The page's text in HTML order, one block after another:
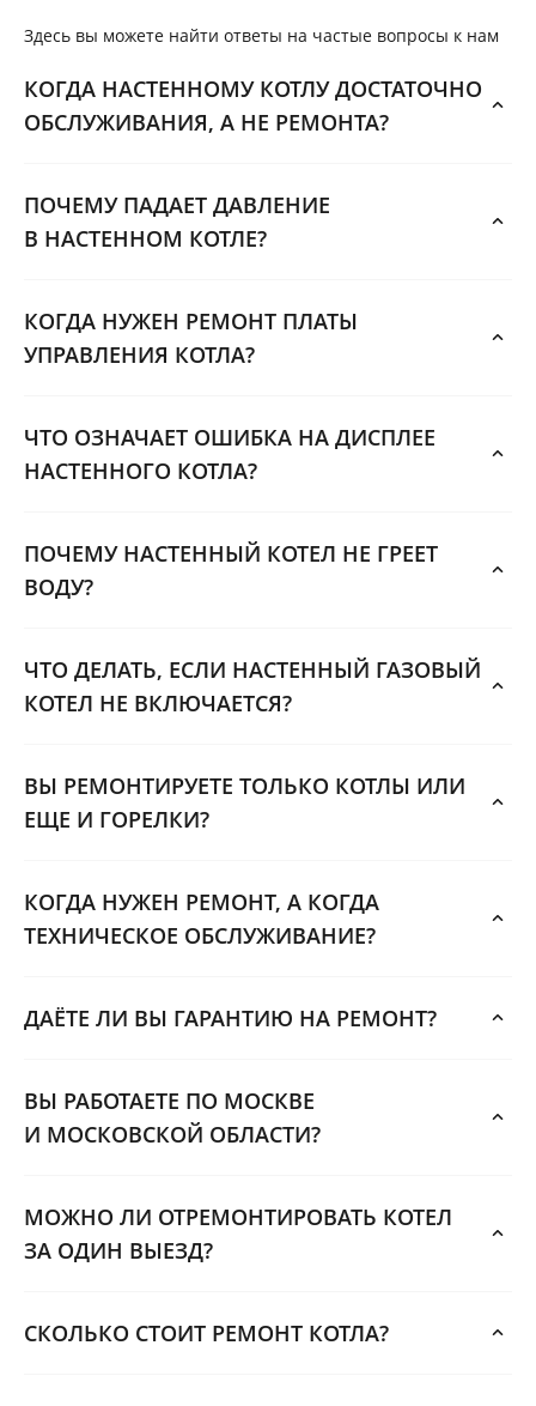
Здесь вы можете найти ответы на частые вопросы к нам
КОГДА НАСТЕННОМУ КОТЛУ ДОСТАТОЧНО
ОБСЛУЖИВАНИЯ, А НЕ РЕМОНТА?
ПОЧЕМУ ПАДАЕТ ДАВЛЕНИЕ
В НАСТЕННОМ КОТЛЕ?
КОГДА НУЖЕН РЕМОНТ ПЛАТЫ
УПРАВЛЕНИЯ КОТЛА?
ЧТО ОЗНАЧАЕТ ОШИБКА НА ДИСПЛЕЕ
НАСТЕННОГО КОТЛА?
ПОЧЕМУ НАСТЕННЫЙ КОТЕЛ НЕ ГРЕЕТ
ВОДУ?
ЧТО ДЕЛАТЬ, ЕСЛИ НАСТЕННЫЙ ГАЗОВЫЙ
КОТЕЛ НЕ ВКЛЮЧАЕТСЯ?
ВЫ РЕМОНТИРУЕТЕ ТОЛЬКО КОТЛЫ ИЛИ
ЕЩЕ И ГОРЕЛКИ?
КОГДА НУЖЕН РЕМОНТ, А КОГДА
ТЕХНИЧЕСКОЕ ОБСЛУЖИВАНИЕ?
ДАЁТЕ ЛИ ВЫ ГАРАНТИЮ НА РЕМОНТ?
ВЫ РАБОТАЕТЕ ПО МОСКВЕ
И МОСКОВСКОЙ ОБЛАСТИ?
МОЖНО ЛИ ОТРЕМОНТИРОВАТЬ КОТЕЛ
ЗА ОДИН ВЫЕЗД?
СКОЛЬКО СТОИТ РЕМОНТ КОТЛА?